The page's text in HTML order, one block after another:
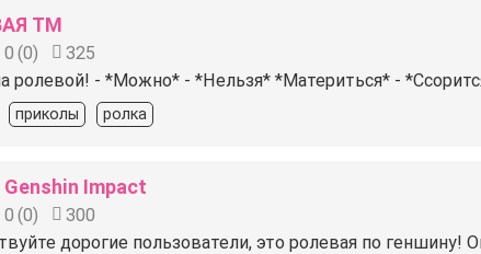
ТМ
0 (0)
325
ролевой! - *Можно* - *Нельзя* *Материться* -
приколы ролка
Genshin Impact
0 (0)
300
дорогие пользователи, это ролевая по геншину!